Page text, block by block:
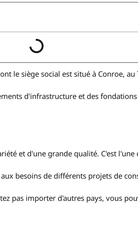
le siège social est situé à Conroe, au
d'infrastructure et des
et d'une grande qualité. C'est
besoins de différents projets de
pas importer d'autres pays, vous